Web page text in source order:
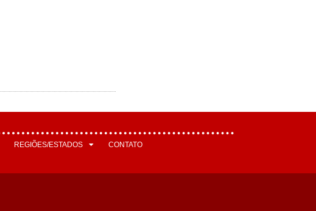
REGIÕES/ESTADOS CONTATO